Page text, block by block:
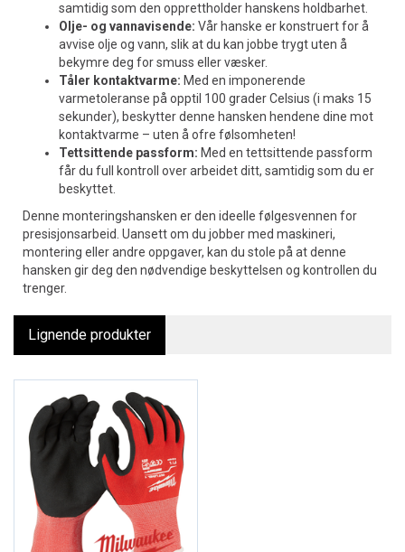
samtidig som den opprettholder hanskens holdbarhet.
Olje- og vannavisende: Vår hanske er konstruert for å
avvise olje og vann, slik at du kan jobbe trygt uten å
bekymre deg for smuss eller væsker.
Tåler kontaktvarme: Med en imponerende
varmetoleranse på opptil 100 grader Celsius (i maks 15
sekunder), beskytter denne hansken hendene dine mot
kontaktvarme – uten å ofre følsomheten!
Tettsittende passform: Med en tettsittende passform
får du full kontroll over arbeidet ditt, samtidig som du er
beskyttet.
Denne monteringshansken er den ideelle følgesvennen for
presisjonsarbeid. Uansett om du jobber med maskineri,
montering eller andre oppgaver, kan du stole på at denne
hansken gir deg den nødvendige beskyttelsen og kontrollen du
trenger.
Lignende produkter